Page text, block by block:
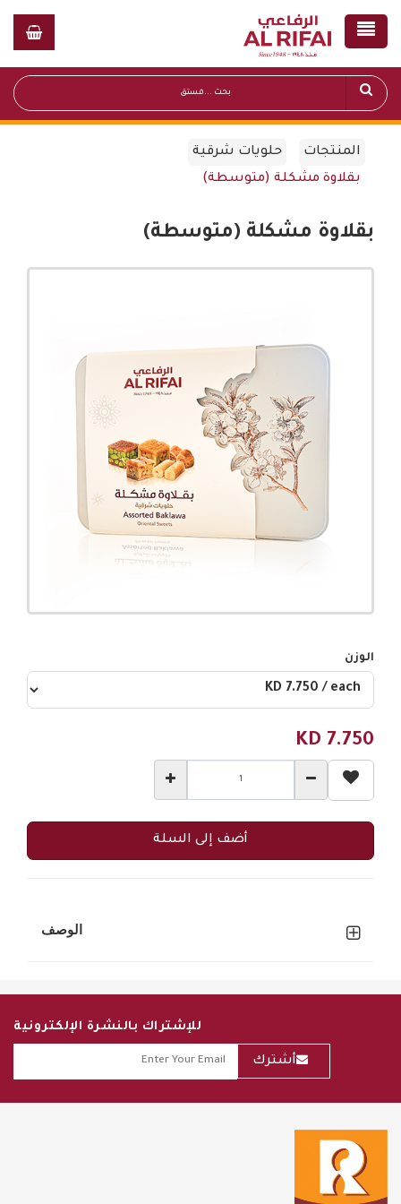
المنتجات
حلويات شرقية
بقلاوة مشكلة (متوسطة)
بقلاوة مشكلة (متوسطة)
الوزن
KD 7.750
أضف إلى السلة
الوصف
للإشتراك بالنشرة الإلكترونية
أشترك